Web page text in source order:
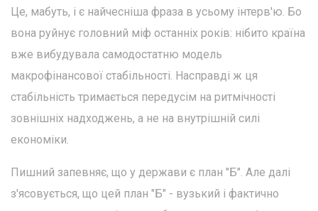
Це, мабуть, і є найчесніша фраза в усьому інтерв'ю. Бо
вона руйнує головний міф останніх років: нібито країна
вже вибудувала самодостатню модель
макрофінансової стабільності. Насправді ж ця
стабільність тримається передусім на ритмічності
зовнішніх надходжень, а не на внутрішній силі
економіки.
Пишний запевняє, що у держави є план "Б". Але далі
з'ясовується, що цей план "Б" - вузький і фактично